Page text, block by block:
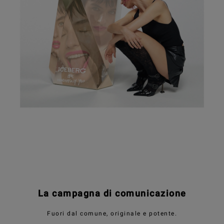
La campagna di comunicazione
Fuori dal comune, originale e potente.